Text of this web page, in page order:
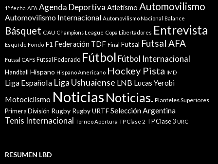
1° fecha AFA Agenda Deportiva Atletismo Automovilismo
Automovilismo Internacional Automovilismo Nacional Balance
Básquet CAU Champions League Copa Libertadores Entrevista
Esquí de Fondo F1 Federación TDF Final Futsal Futsal AFA
Futsal CAFS Futsal Federado Fútbol Fútbol Internacional
Handball Hispano Hispano Americano Hockey Pista IMD
Liga Española Liga Ushuaiense LNB Lucas Yerobi
Motociclismo Noticias Noticias. Planteles Superiores
Primera División Rugby Rugby URTFSelección Argentina
Tenis Internacional Torneo Apertura TP Clase 2 TP Clase 3 URC
RESUMEN LBD